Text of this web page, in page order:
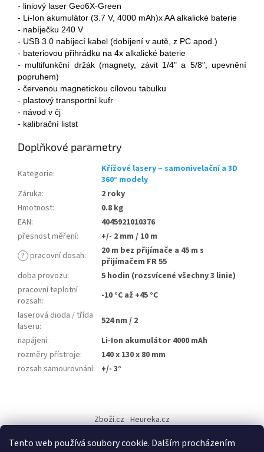
Tento web používá soubory cookie. Dalším procházením
- liniový laser Geo6X-Green
- Li-Ion akumulátor (3.7 V, 4000 mAh)x AA alkalické baterie
- nabíječku 240 V
- USB 3.0 nabíjecí kabel (dobíjení v autě, z PC apod.)
- bateriovou přihrádku na 4x alkalické baterie
- multifunkční držák (magnety, závit 1/4" a 5/8", upevnění
popruhem)
- červenou magnetickou cílovou tabulku
- plastový transportní kufr
- návod v čj
- kalibrační listst
Doplňkové parametry
Kategorie:
Křížové lasery – samonivelační a 3D
360° modely
Záruka:
2 roky
Hmotnost:
0.8 kg
EAN:
4045921010376
přesnost měření:
+/- 2 mm / 10 m
? pracovní dosah:
20 m bez přijímače a 45 m s
přijímačem FR 55
doba provozu:
5 hodin (rozsvícené všechny 3 linie)
pracovní teplotní
rozsah:
-10 °C až +45 °C
laserová dioda / třída
laseru:
524 nm / 2
napájení:
Li-Ion akumulátor 4000 mAh
rozměry přístroje:
140 x 130 x 80 mm
rozsah samourovnání: +/- 3°
p
Zboží.cz Heureka.cz